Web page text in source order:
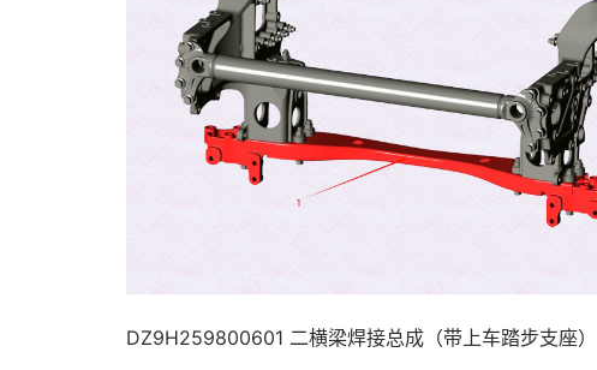
DZ9H259800601 二横梁焊接总成（带上车踏步支座）